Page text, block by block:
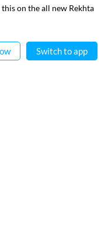
on the all new Rekhta
Switch to app